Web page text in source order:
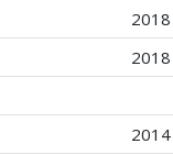
2018
2018
2014